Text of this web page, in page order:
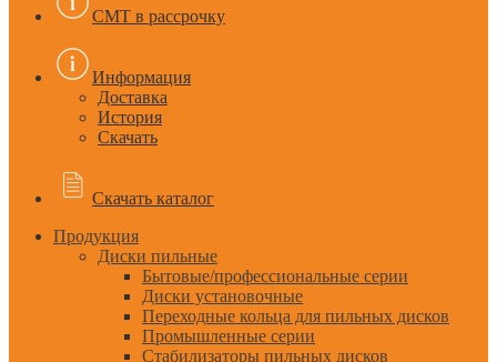
CMT в рассрочку
Информация
Доставка
История
Скачать
Скачать каталог
Продукция
Диски пильные
Бытовые/профессиональные серии
Диски установочные
Переходные кольца для пильных дисков
Промышленные серии
Стабилизаторы пильных дисков